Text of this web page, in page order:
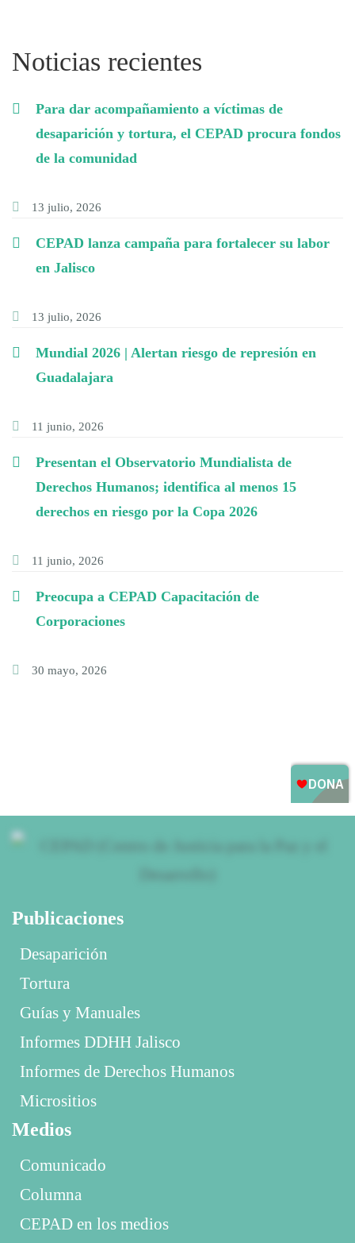
Noticias recientes
Para dar acompañamiento a víctimas de
desaparición y tortura, el CEPAD procura fondos
de la comunidad
13 julio, 2026
CEPAD lanza campaña para fortalecer su labor
en Jalisco
13 julio, 2026
Mundial 2026 | Alertan riesgo de represión en
Guadalajara
11 junio, 2026
Presentan el Observatorio Mundialista de
Derechos Humanos; identifica al menos 15
derechos en riesgo por la Copa 2026
11 junio, 2026
Preocupa a CEPAD Capacitación de
Corporaciones
30 mayo, 2026
Publicaciones
Desaparición
Tortura
Guías y Manuales
Informes DDHH Jalisco
Informes de Derechos Humanos
Micrositios
Medios
Comunicado
Columna
CEPAD en los medios